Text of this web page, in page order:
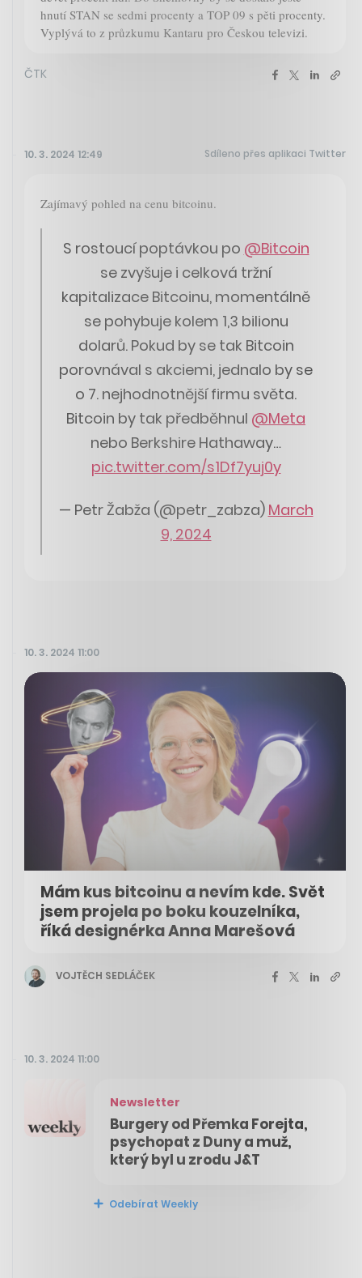
hnutí STAN se sedmi procenty a TOP 09 s pěti procenty.
Vyplývá to z průzkumu Kantaru pro Českou televizi.
ČTK
10. 3. 2024 12:49 Sdíleno přes aplikaci Twitter
Zajímavý pohled na cenu bitcoinu.
S rostoucí poptávkou po @Bitcoin
se zvyšuje i celková tržní
kapitalizace Bitcoinu, momentálně
se pohybuje kolem 1,3 bilionu
dolarů. Pokud by se tak Bitcoin
porovnával s akciemi, jednalo by se
o 7. nejhodnotnější firmu světa.
Bitcoin by tak předběhnul @Meta
nebo Berkshire Hathaway…
pic.twitter.com/s1Df7yuj0y
— Petr Žabža (@petr_zabza) March
9, 2024
10. 3. 2024 11:00
Mám kus bitcoinu a nevím kde. Svět
jsem projela po boku kouzelníka,
říká designérka Anna Marešová
VOJTĚCH SEDLÁČEK
10. 3. 2024 11:00
Newsletter
Burgery od Přemka Forejta,
psychopat z Duny a muž,
který byl u zrodu J&T
Odebírat Weekly